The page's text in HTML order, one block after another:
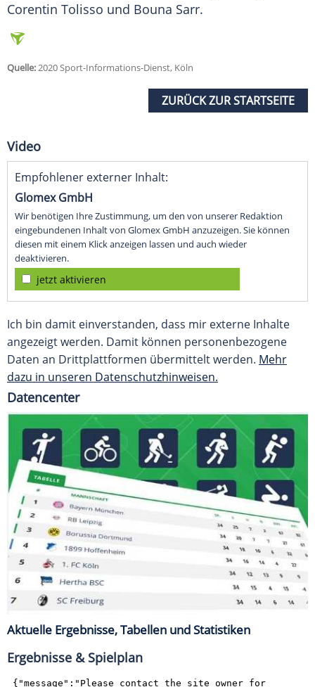
Corentin Tolisso und Bouna Sarr.
Quelle:2020 Sport-Informations-Dienst, Köln
ZURÜCK ZUR STARTSEITE
Video
Empfohlener externer Inhalt:
Glomex GmbH
Wir benötigen Ihre Zustimmung, um den von unserer Redaktion
eingebundenen Inhalt von Glomex GmbH anzuzeigen. Sie können
diesen mit einem Klick anzeigen lassen und auch wieder
deaktivieren.
jetzt aktivieren
Ich bin damit einverstanden, dass mir externe Inhalte
angezeigt werden. Damit können personenbezogene
Daten an Drittplattformen übermittelt werden. Mehr
dazu in unseren Datenschutzhinweisen.
Datencenter
Aktuelle Ergebnisse, Tabellen und Statistiken
Ergebnisse & Spielplan